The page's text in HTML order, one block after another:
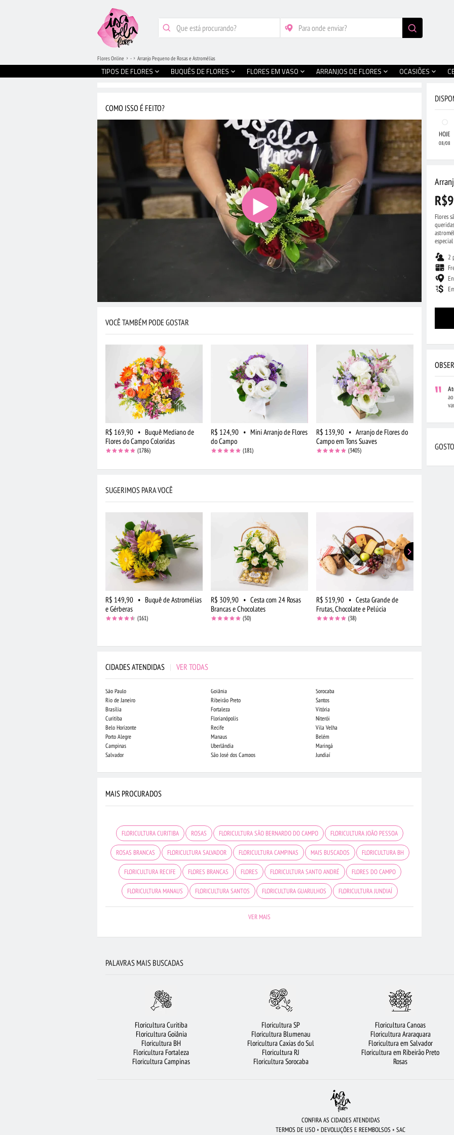
TIPOS DE FLORES BUQUÊS DE FLORES FLORES EM VASO ARRANJOS DE FLORES OCASIÕES
Flores Online - Arranjo Pequeno de Rosas e Astromélias
COMO ISSO É FEITO?
VOCÊ TAMBÉM PODE GOSTAR
R$ 169,90 • Buquê Mediano de
Flores do Campo Coloridas
(1786)
R$ 124,90 • Mini Arranjo de Flores
do Campo
(181)
R$ 139,90 • Arranjo de Flores do
Campo em Tons Suaves
(3405)
SUGERIMOS PARA VOCÊ
R$ 149,90 • Buquê de Astromélias
e Gérberas
(161)
R$ 309,90 • Cesta com 24 Rosas
Brancas e Chocolates
(50)
R$ 519,90 • Cesta Grande de
Frutas, Chocolate e Pelúcia
(38)
CIDADES ATENDIDAS | VER TODAS
São Paulo
Rio de Janeiro
Brasília
Curitiba
Belo Horizonte
Porto Alegre
Campinas
Salvador
Goiânia
Ribeirão Preto
Fortaleza
Florianópolis
Recife
Manaus
Uberlândia
São José dos Campos
Sorocaba
Santos
Vitória
Niterói
Vila Velha
Belém
Maringá
Jundiaí
MAIS PROCURADOS
FLORICULTURA CURITIBA ROSAS FLORICULTURA SÃO BERNARDO DO CAMPO FLORICULTURA JOÃO PESSOA
ROSAS BRANCAS FLORICULTURA SALVADOR FLORICULTURA CAMPINAS MAIS BUSCADOS FLORICULTURA BH
FLORICULTURA RECIFE FLORES BRANCAS FLORES FLORICULTURA SANTO ANDRÉ FLORES DO CAMPO
FLORICULTURA MANAUS FLORICULTURA SANTOS FLORICULTURA GUARULHOS FLORICULTURA JUNDIAÍ
FLORICULTURA SÃO JOSÉ DOS CAMPOS
RAMALHETE DE FLORES
FLORICULTURA RJ CESTA DE CAFÉ DA MANHÃ
BUQUÊ DE 20 ROSAS VERMELHAS BUQUÊ DE 12 ROSAS VERMELHAS URSO DE PELÚCIA
ROSAS VERMELHAS FLORES VERMELHAS
VER MAIS
HOJE
08/08
Flores
2
PALAVRAS MAIS BUSCADAS
Floricultura Curitiba
Floricultura Goiânia
Floricultura BH
Floricultura Fortaleza
Floricultura Campinas
Floricultura SP
Floricultura Blumenau
Floricultura Caxias do Sul
Floricultura RJ
Floricultura Sorocaba
Floricultura Canoas
Floricultura Araraquara
Floricultura em Salvador
Floricultura em Ribeirão Preto
Rosas
CONFIRA AS CIDADES ATENDIDAS
TERMOS DE USO • DEVOLUÇÕES E REEMBOLSOS • SAC